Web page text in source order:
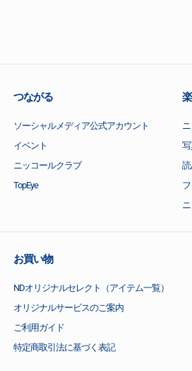
つながる
ソーシャルメディア公式アカウント
イベント
ニッコールクラブ
TopEye
お買い物
NDオリジナルセレクト（アイテム一覧）
オリジナルサービスのご案内
ご利用ガイド
特定商取引法に基づく表記